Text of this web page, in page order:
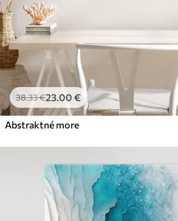
38.33€23.00 €
Abstraktné more